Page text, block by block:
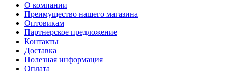
О компании
Преимущество нашего магазина
Оптовикам
Партнерское предложение
Контакты
Доставка
Полезная информация
Оплата